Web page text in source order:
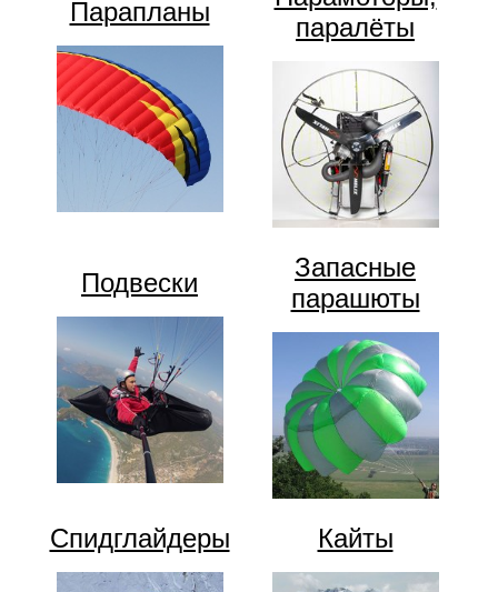
Парапланы
паралёты
Подвески
Запасные
парашюты
Спидглайдеры Кайты